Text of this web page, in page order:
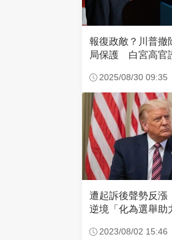
報復政敵？川普撤
局保護 白宮高官
2025/08/30 09:35
遭起訴後聲勢反
逆境「化為選舉助
2023/08/02 15:46